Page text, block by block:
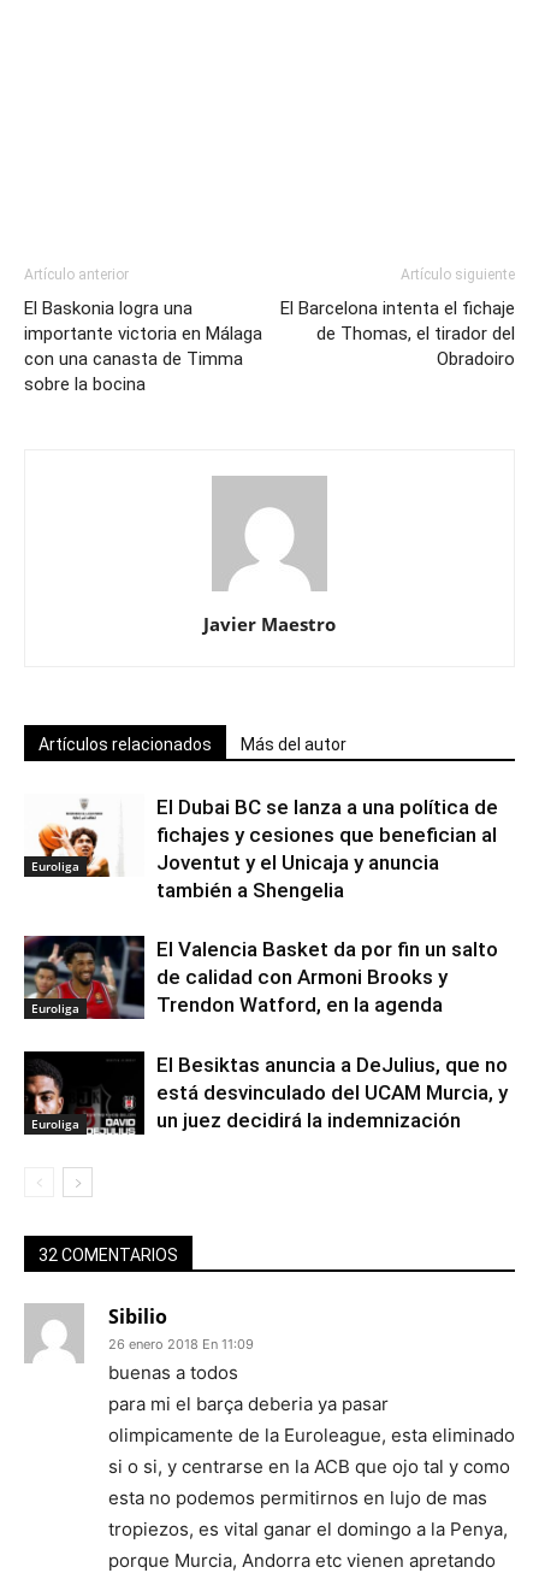
Artículo anterior
El Baskonia logra una
importante victoria en Málaga
con una canasta de Timma
sobre la bocina
Artículo siguiente
El Barcelona intenta el fichaje
de Thomas, el tirador del
Obradoiro
Javier Maestro
Artículos relacionados Más del autor
Euroliga
El Dubai BC se lanza a una política de
fichajes y cesiones que benefician al
Joventut y el Unicaja y anuncia
también a Shengelia
Euroliga
El Valencia Basket da por fin un salto
de calidad con Armoni Brooks y
Trendon Watford, en la agenda
Euroliga
El Besiktas anuncia a DeJulius, que no
está desvinculado del UCAM Murcia, y
un juez decidirá la indemnización
32 COMENTARIOS
Sibilio
26 enero 2018 En 11:09
buenas a todos
para mi el barça deberia ya pasar
olimpicamente de la Euroleague, esta eliminado
si o si, y centrarse en la ACB que ojo tal y como
esta no podemos permitirnos en lujo de mas
tropiezos, es vital ganar el domingo a la Penya,
porque Murcia, Andorra etc vienen apretando